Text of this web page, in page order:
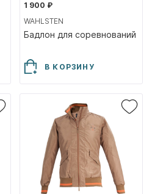
1 900 ₽
WAHLSTEN
Бадлон для соревнований
В КОРЗИНУ